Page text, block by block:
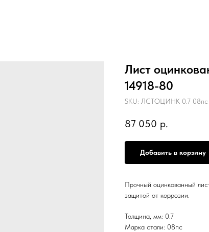
Лист
14918-80
SKU: ЛСТОЦИНК 0.7 08пс
87 050 р.
Добавить в корзину
Прочный оцинкованный
защитой от коррозии.
Толщина, мм: 0.7
Марка стали: 08пс